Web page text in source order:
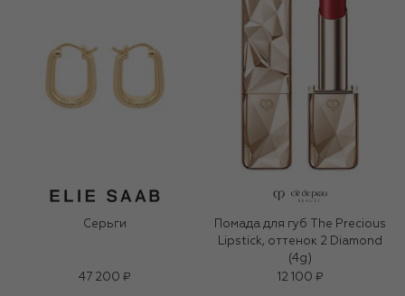
Серьги
47 200 ₽
Помада для губ The Precious
Lipstick, оттенок 2 Diamond
(4g)
12 100 ₽